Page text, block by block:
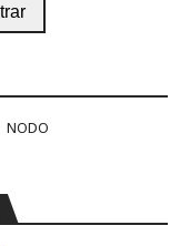
NODO